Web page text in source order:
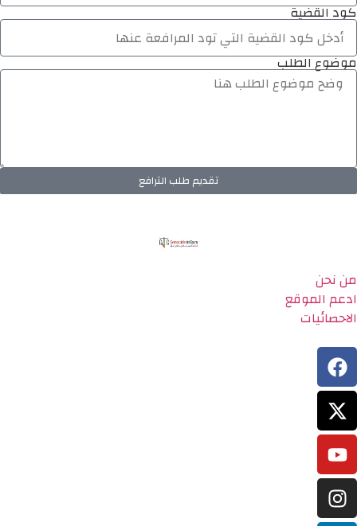
كود القضية
موضوع الطلب
تقديم طلب الترافع
من نحن
ادعم الموقع
الاحصائيات